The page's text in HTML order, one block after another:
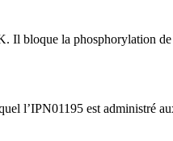
bloque la phosphorylation
l’IPN01195 est administré